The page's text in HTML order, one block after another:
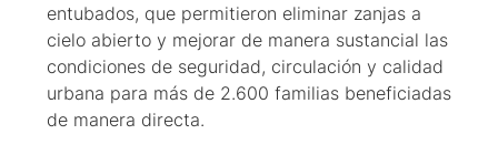
entubados, que permitieron eliminar zanjas a
cielo abierto y mejorar de manera sustancial las
condiciones de seguridad, circulación y calidad
urbana para más de 2.600 familias beneficiadas
de manera directa.